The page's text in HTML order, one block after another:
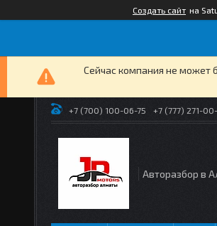
Создать сайт на
Сейчас компания не может
+7 (700) 100-06-75 +7 (777) 271-
Авторазбор в